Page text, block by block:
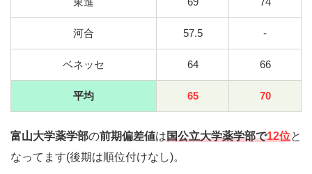
河合 57.5 -
ベネッセ 64 66
平均 65 70
富山大学薬学部の前期偏差値は国公立大学薬学部で12位と
なってます(後期は順位付けなし)。